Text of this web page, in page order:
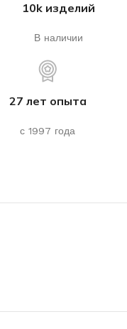
10k изделий
В наличии
27 лет опыта
с 1997 года